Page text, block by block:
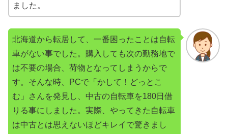
ました。
北海道から転居して、一番困ったことは自転
車がない事でした。購入しても次の勤務地で
は不要の場合、荷物となってしまうからで
す。そんな時、PCで「かして！どっとこ
む」さんを発見し、中古の自転車を180日借
りる事にしました。実際、やってきた自転車
は中古とは思えないほどキレイで驚きまし